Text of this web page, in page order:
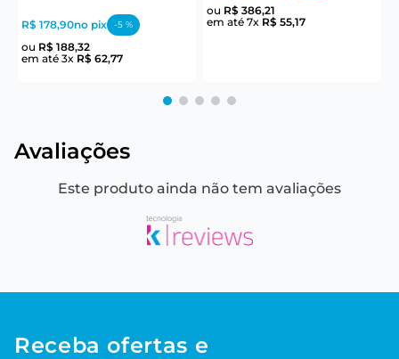
R$ 178,90no pix -5 %
ou R$ 188,32
em até 3x R$ 62,77
ou R$ 386,21
em até 7x R$ 55,17
Avaliações
Este produto ainda não tem avaliações
Receba ofertas e